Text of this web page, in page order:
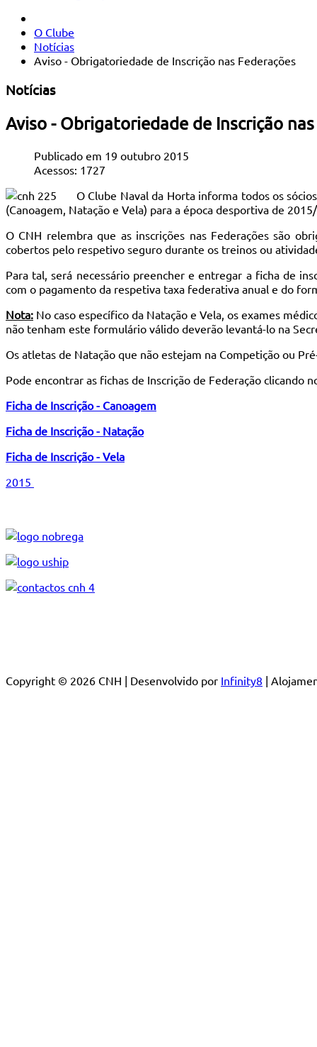
O Clube
Notícias
Aviso - Obrigatoriedade de Inscrição nas Federações
Notícias
Aviso - Obrigatoriedade de Inscrição
Publicado em 19 outubro 2015
Acessos: 1727
O Clube Naval da Horta informa todos os
(Canoagem, Natação e Vela) para a época desportiva de
O CNH relembra que as inscrições nas Federações são
cobertos pelo respetivo seguro durante os treinos ou
Para tal, será necessário preencher e entregar a ficha de
com o pagamento da respetiva taxa federativa anual e do
Nota: No caso específico da Natação e Vela, os exames
não tenham este formulário válido deverão levantá-lo na
Os atletas de Natação que não estejam na Competição ou
Pode encontrar as fichas de Inscrição de Federação clicando
Ficha de Inscrição - Canoagem
Ficha de Inscrição - Natação
Ficha de Inscrição - Vela
2015
Copyright © 2026 CNH | Desenvolvido por Infinity8 |